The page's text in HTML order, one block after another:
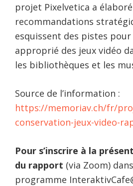
projet Pixelvetica a
recommandations
esquissent des pistes
approprié des jeux vidéo
les bibliothèques et les
Source de l’information :
https://memoriav.ch/fr/
conservation-jeux-video-
Pour s’inscrire à la
du rapport (via Zoom)
programme